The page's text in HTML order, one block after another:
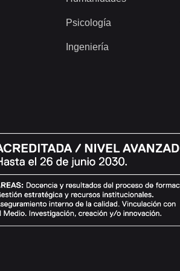
Psicología
Ingeniería